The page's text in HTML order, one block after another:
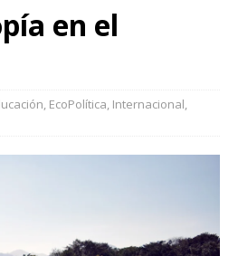
en el
, EcoPolítica, Internacional,